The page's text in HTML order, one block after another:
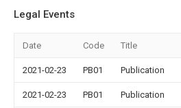
Legal Events
Date Code Title
2021-02-23 PB01 Publication
2021-02-23 PB01 Publication